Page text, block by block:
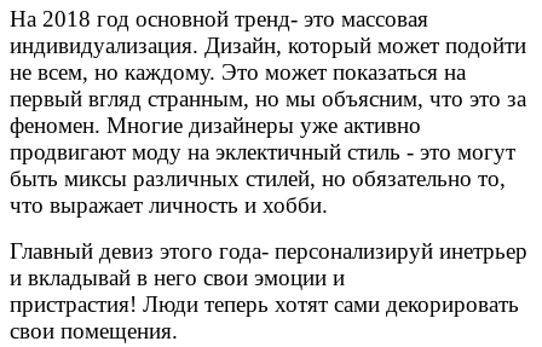
На 2018 год основной тренд- это массовая
индивидуализация. Дизайн, который может подойти
не всем, но каждому. Это может показаться на
первый вгляд странным, но мы объясним, что это за
феномен. Многие дизайнеры уже активно
продвигают моду на эклектичный стиль - это могут
быть миксы различных стилей, но обязательно то,
что выражает личность и хобби.
Главный девиз этого года- персонализируй инетрьер
и вкладывай в него свои эмоции и
пристрастия! Люди теперь хотят сами декорировать
свои помещения.